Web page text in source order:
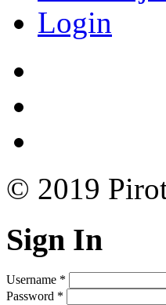
Login
© 2019
Sign In
Username *
Password *